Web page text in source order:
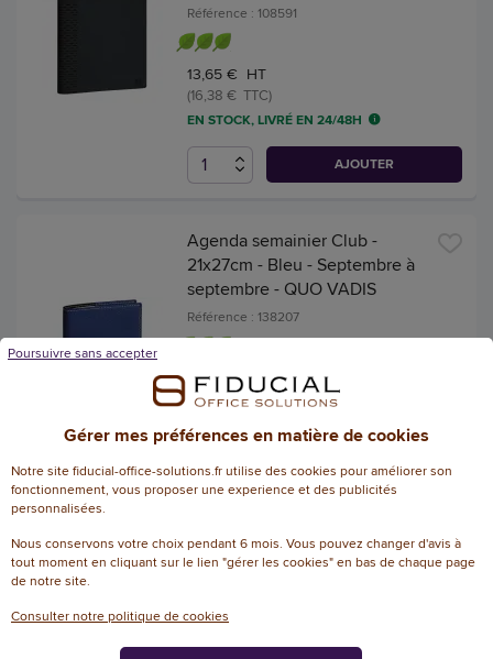
Référence : 108591
13,65 € HT
(16,38 € TTC)
EN STOCK, LIVRÉ EN 24/48H
AJOUTER
Agenda semainier Club -
21x27cm - Bleu - Septembre à
septembre - QUO VADIS
Référence : 138207
34,12 € HT
(40,94 € TTC)
AJOUTER
Agenda semainier QuoVadis
Club - 16x24cm - noir
Gérer mes préférences en matière de cookies
Notre site fiducial-office-solutions.fr utilise des cookies pour améliorer son
fonctionnement, vous proposer une experience et des publicités
personnalisées.
Nous conservons votre choix pendant 6 mois. Vous pouvez changer d'avis à
tout moment en cliquant sur le lien "gérer les cookies" en bas de chaque page
de notre site.
Consulter notre politique de cookies
Poursuivre sans accepter